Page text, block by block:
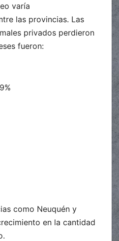
varía
las provincias. Las
privados perdieron
fueron:
como Neuquén y
en la cantidad